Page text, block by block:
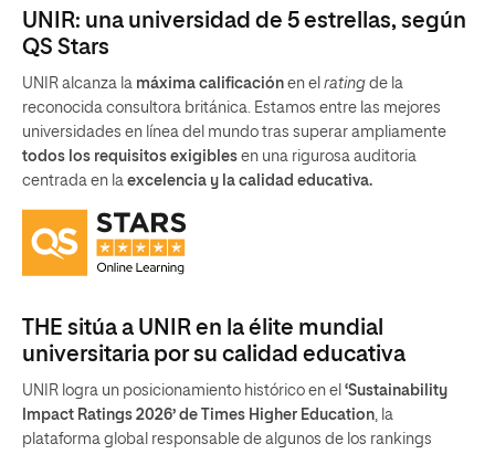
UNIR: una universidad de 5 estrellas, según
QS Stars
UNIR alcanza la máxima calificación en el rating de la
reconocida consultora británica. Estamos entre las mejores
universidades en línea del mundo tras superar ampliamente
todos los requisitos exigibles en una rigurosa auditoria
centrada en la excelencia y la calidad educativa.
THE sitúa a UNIR en la élite mundial
universitaria por su calidad educativa
UNIR logra un posicionamiento histórico en el ‘Sustainability
Impact Ratings 2026’ de Times Higher Education , la
plataforma global responsable de algunos de los rankings